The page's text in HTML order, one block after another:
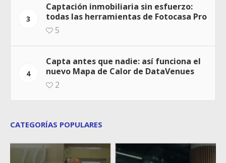
3
Captación inmobiliaria sin esfuerzo:
todas las herramientas de Fotocasa Pro
5
4
Capta antes que nadie: así funciona el
nuevo Mapa de Calor de DataVenues
2
CATEGORÍAS POPULARES